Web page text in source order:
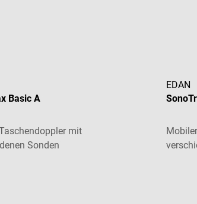
Basic A
mit
Sonden
EDAN